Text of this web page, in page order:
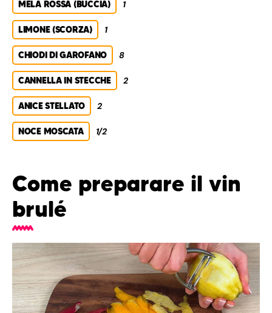
MELA ROSSA (BUCCIA) 1
LIMONE (SCORZA) 1
CHIODI DI GAROFANO 8
CANNELLA IN STECCHE 2
ANICE STELLATO 2
NOCE MOSCATA 1/2
Come preparare il vin
brulé